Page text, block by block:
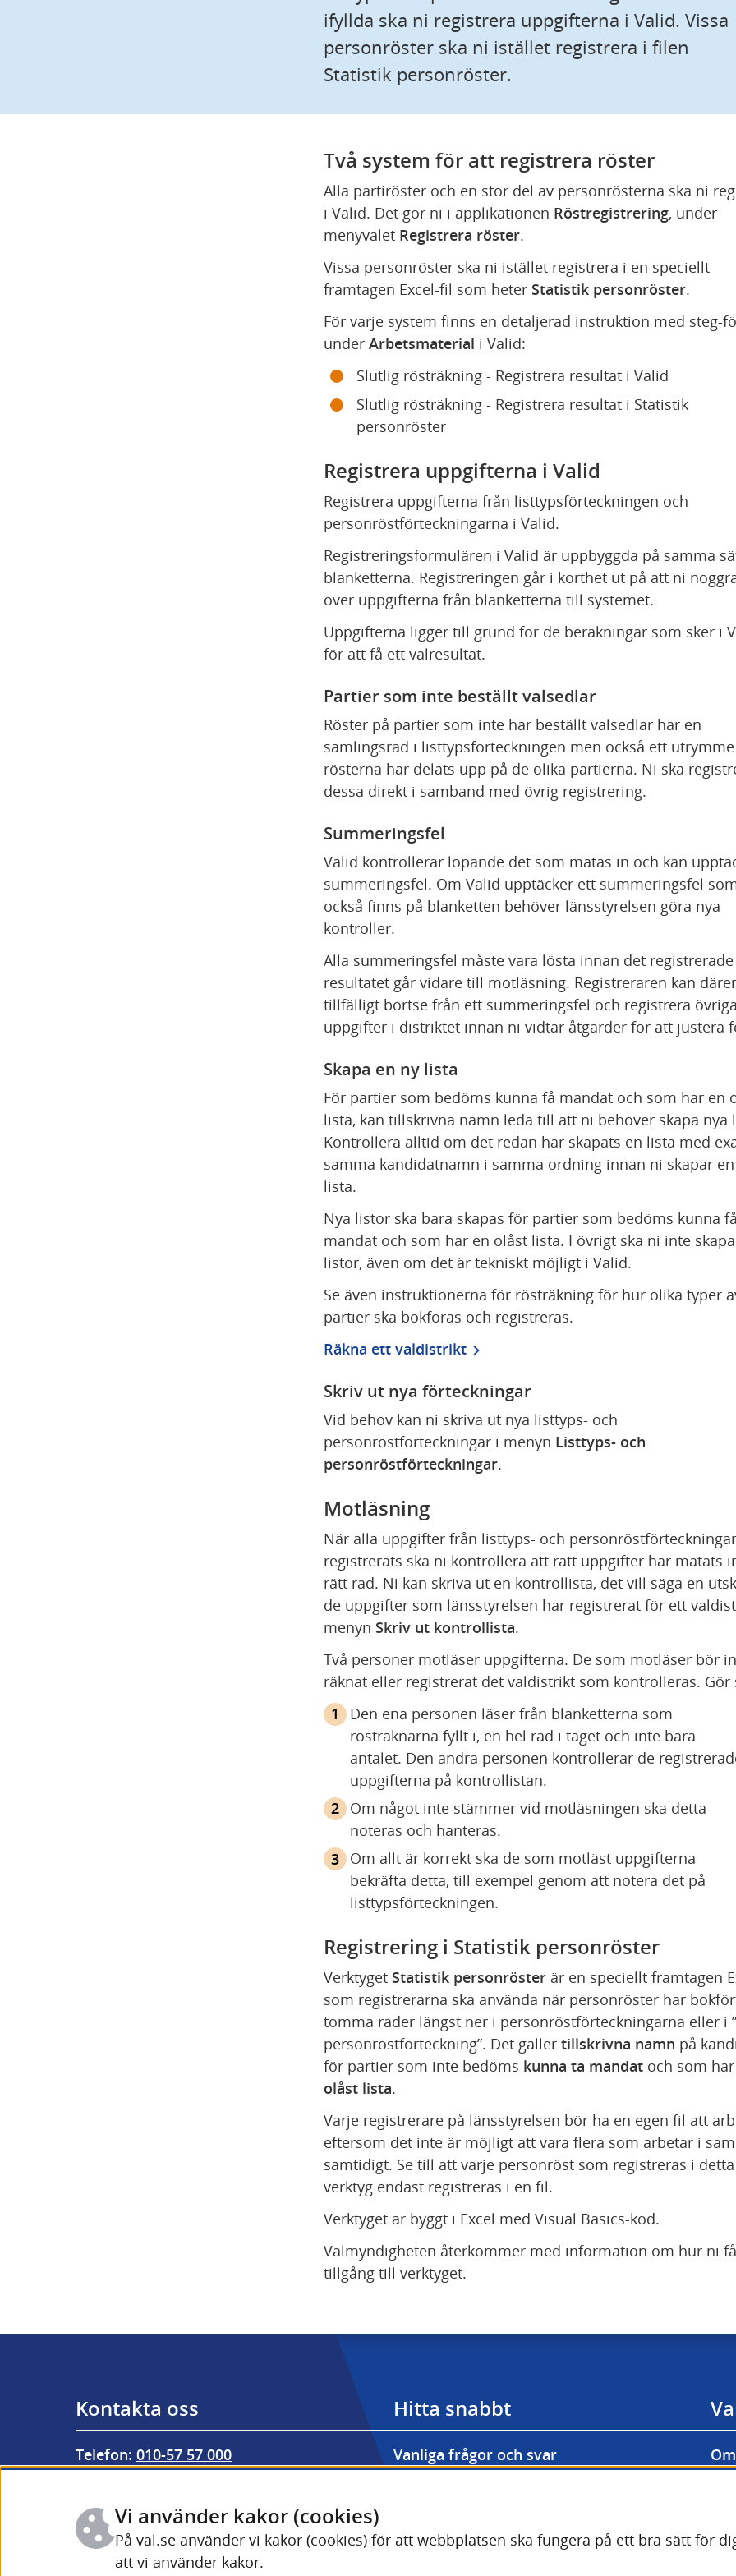
ifyllda ska ni registrera uppgifterna i Valid. Vissa
personröster ska ni istället registrera i filen
Statistik personröster.
Två system för att registrera röster
Alla partiröster och en stor del av personrösterna ska ni
i Valid. Det gör ni i applikationen Röstregistrering, under
menyvalet Registrera röster.
Vissa personröster ska ni istället registrera i en speciellt
framtagen Excel-fil som heter Statistik personröster.
För varje system finns en detaljerad instruktion med steg-
under Arbetsmaterial i Valid:
Slutlig rösträkning - Registrera resultat i Valid
Slutlig rösträkning - Registrera resultat i Statistik
personröster
Registrera uppgifterna i Valid
Registrera uppgifterna från listtypsförteckningen och
personröstförteckningarna i Valid.
Registreringsformulären i Valid är uppbyggda på samma
blanketterna. Registreringen går i korthet ut på att ni
över uppgifterna från blanketterna till systemet.
Uppgifterna ligger till grund för de beräkningar som sker i
för att få ett valresultat.
Partier som inte beställt valsedlar
Röster på partier som inte har beställt valsedlar har en
samlingsrad i listtypsförteckningen men också ett
rösterna har delats upp på de olika partierna. Ni ska
dessa direkt i samband med övrig registrering.
Summeringsfel
Valid kontrollerar löpande det som matas in och kan
summeringsfel. Om Valid upptäcker ett summeringsfel
också finns på blanketten behöver länsstyrelsen göra nya
kontroller.
Alla summeringsfel måste vara lösta innan det registrerade
resultatet går vidare till motläsning. Registreraren kan
tillfälligt bortse från ett summeringsfel och registrera övriga
uppgifter i distriktet innan ni vidtar åtgärder för att justera
Skapa en ny lista
För partier som bedöms kunna få mandat och som har en
lista, kan tillskrivna namn leda till att ni behöver skapa nya
Kontrollera alltid om det redan har skapats en lista med
samma kandidatnamn i samma ordning innan ni skapar
lista.
Nya listor ska bara skapas för partier som bedöms kunna få
mandat och som har en olåst lista. I övrigt ska ni inte
listor, även om det är tekniskt möjligt i Valid.
Se även instruktionerna för rösträkning för hur olika typer
partier ska bokföras och registreras.
Räkna ett valdistrikt
Skriv ut nya förteckningar
Vid behov kan ni skriva ut nya listtyps- och
personröstförteckningar i menyn Listtyps- och
personröstförteckningar.
Motläsning
När alla uppgifter från listtyps- och
registrerats ska ni kontrollera att rätt uppgifter har matats
rätt rad. Ni kan skriva ut en kontrollista, det vill säga en
de uppgifter som länsstyrelsen har registrerat för ett
menyn Skriv ut kontrollista.
Två personer motläser uppgifterna. De som motläser bör
räknat eller registrerat det valdistrikt som kontrolleras. Gör
Den ena personen läser från blanketterna som
rösträknarna fyllt i, en hel rad i taget och inte bara
antalet. Den andra personen kontrollerar de
uppgifterna på kontrollistan.
Om något inte stämmer vid motläsningen ska detta
noteras och hanteras.
Om allt är korrekt ska de som motläst uppgifterna
bekräfta detta, till exempel genom att notera det på
listtypsförteckningen.
Registrering i Statistik personröster
Verktyget Statistik personröster är en speciellt framtagen
som registrerarna ska använda när personröster har
tomma rader längst ner i personröstförteckningarna eller i
personröstförteckning”. Det gäller tillskrivna namn på
för partier som inte bedöms kunna ta mandat
olåst lista.
Varje registrerare på länsstyrelsen bör ha en egen fil att
eftersom det inte är möjligt att vara flera som arbetar i
samtidigt. Se till att varje personröst som registreras i detta
verktyg endast registreras i en fil.
Verktyget är byggt i Excel med Visual Basics-kod.
Valmyndigheten återkommer med information om hur ni
tillgång till verktyget.
Kontakta oss
Telefon: 010-57 57 000
Fler kontaktuppgifter och öppettider
Hitta snabbt
Vanliga frågor och svar
Driftinformation Valid (val.se)Länk till annan
Vi använder kakor (cookies)
På val.se använder vi kakor (cookies) för att webbplatsen ska fungera på ett bra sätt för
att vi använder kakor.